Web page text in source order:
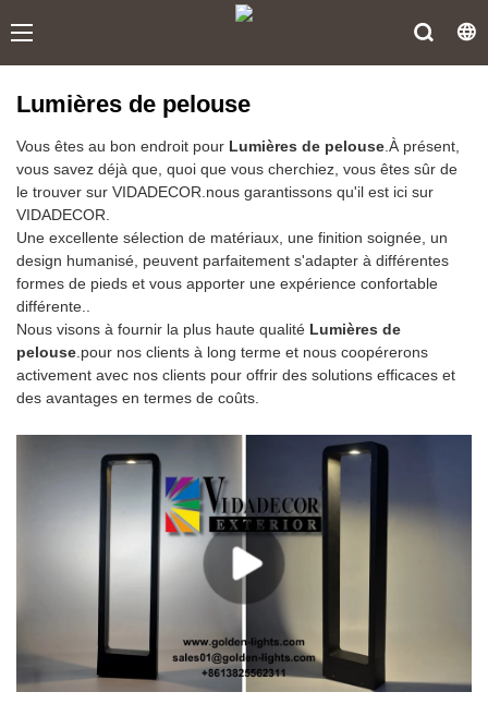
Lumières de pelouse
Vous êtes au bon endroit pour Lumières de pelouse.À présent,
vous savez déjà que, quoi que vous cherchiez, vous êtes sûr de
le trouver sur VIDADECOR.nous garantissons qu'il est ici sur
VIDADECOR.
Une excellente sélection de matériaux, une finition soignée, un
design humanisé, peuvent parfaitement s'adapter à différentes
formes de pieds et vous apporter une expérience confortable
différente..
Nous visons à fournir la plus haute qualité Lumières de
pelouse.pour nos clients à long terme et nous coopérerons
activement avec nos clients pour offrir des solutions efficaces et
des avantages en termes de coûts.